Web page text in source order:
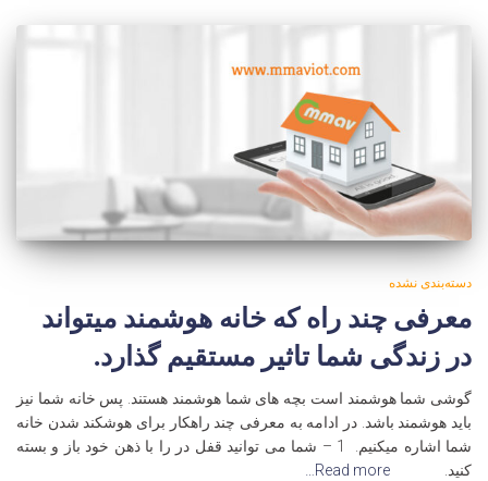
دسته‌بندی نشده
معرفی چند راه که خانه هوشمند میتواند
در زندگی شما تاثیر مستقیم گذارد.
گوشی شما هوشمند است بچه های شما هوشمند هستند. پس خانه شما نیز
باید هوشمند باشد. در ادامه به معرفی چند راهکار برای هوشکند شدن خانه
شما اشاره میکنیم. 1 – شما می توانید قفل در را با ذهن خود باز و بسته
کنید.
Read more…